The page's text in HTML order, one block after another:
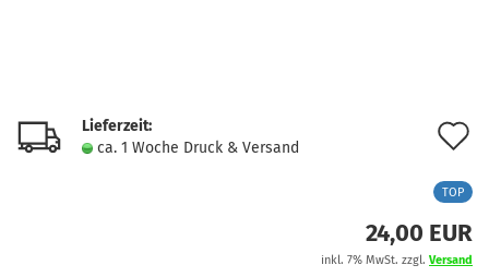
Lieferzeit:
ca. 1 Woche Druck & Versand
TOP
24,00 EUR
inkl. 7% MwSt. zzgl. Versand